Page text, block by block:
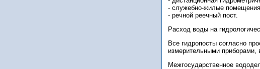
- служебно-жилые помещения
- речной реечный пост.
Расход воды на
Все гидропосты согласно
измерительными
Межгосударственное